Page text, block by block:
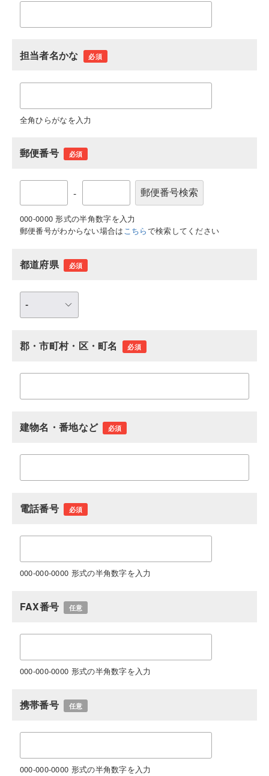
担当者名かな 必須
全角ひらがなを入力
郵便番号 必須
-
000-0000 形式の半角数字を入力
郵便番号がわからない場合はこちらで検索してください
都道府県 必須
郡・市町村・区・町名 必須
建物名・番地など 必須
電話番号 必須
000-000-0000 形式の半角数字を入力
FAX番号 任意
000-000-0000 形式の半角数字を入力
携帯番号 任意
000-000-0000 形式の半角数字を入力